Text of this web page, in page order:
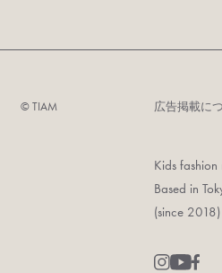
©︎ TIAM 広告掲載に
Kids
Based in
(since 2018)